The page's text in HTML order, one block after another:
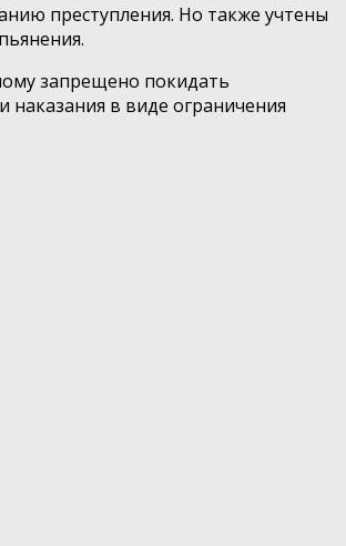
преступления. Но также учтены
запрещено покидать
наказания в виде ограничения